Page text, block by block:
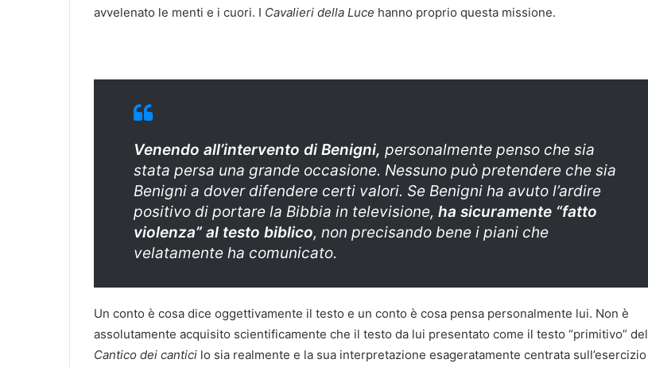
avvelenato le menti e i cuori. I Cavalieri della Luce hanno proprio questa missione.
Venendo all’intervento di Benigni, personalmente penso che sia
stata persa una grande occasione. Nessuno può pretendere che sia
Benigni a dover difendere certi valori. Se Benigni ha avuto l’ardire
positivo di portare la Bibbia in televisione, ha sicuramente “fatto
violenza” al testo biblico, non precisando bene i piani che
velatamente ha comunicato.
Un conto è cosa dice oggettivamente il testo e un conto è cosa pensa personalmente lui. Non è
assolutamente acquisito scientificamente che il testo da lui presentato come il testo “primitivo” del
Cantico dei cantici lo sia realmente e la sua interpretazione esageratamente centrata sull’esercizio